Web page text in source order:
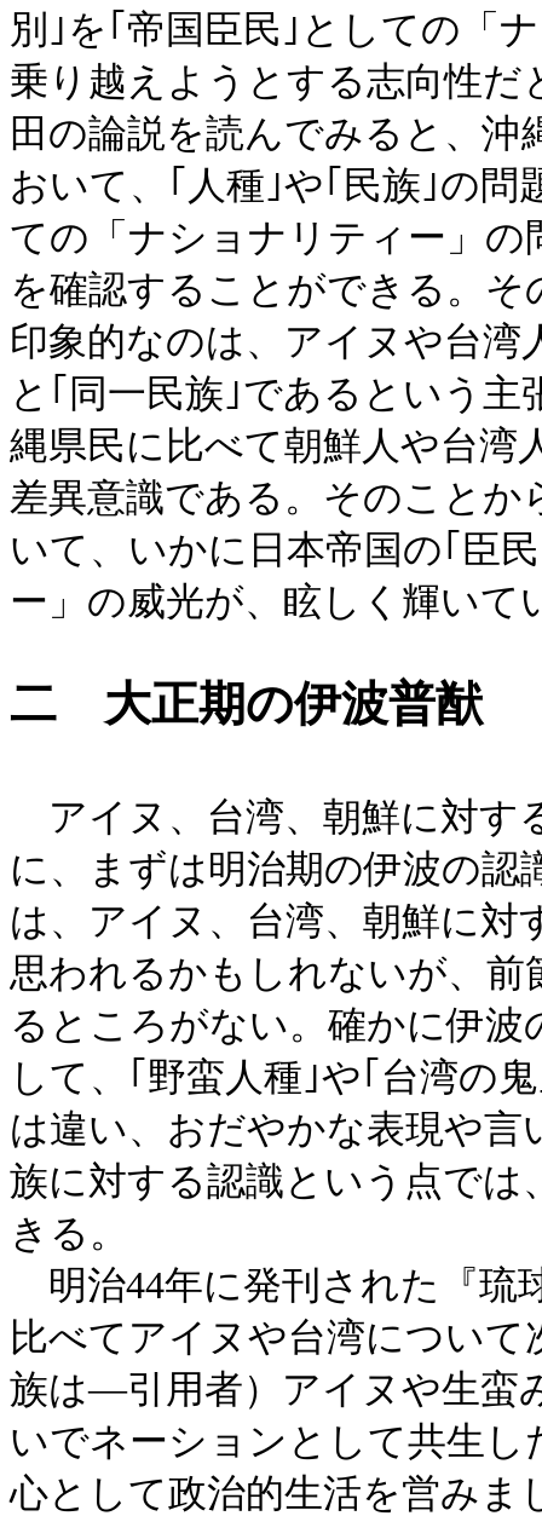
別｣を｢帝国臣民｣としての「
乗り越えようとする志向性
田の論説を読んでみると、
おいて、｢人種｣や｢民族｣の
ての「ナショナリティー」
を確認することができる。
印象的なのは、アイヌや台湾
と｢同一民族｣であるという
縄県民に比べて朝鮮人や台湾
差異意識である。そのことか
いて、いかに日本帝国の｢臣
ー」の威光が、眩しく輝い
二 大正期の伊波普猷
アイヌ、台湾、朝鮮に対す
に、まずは明治期の伊波の
は、アイヌ、台湾、朝鮮に対
思われるかもしれないが、
るところがない。確かに伊
して、｢野蛮人種｣や｢台湾の
は違い、おだやかな表現や
族に対する認識という点では
きる。
明治44年に発刊された『琉
比べてアイヌや台湾につい
族は―引用者）アイヌや生蛮
いでネーションとして共生
心として政治的生活を営みま